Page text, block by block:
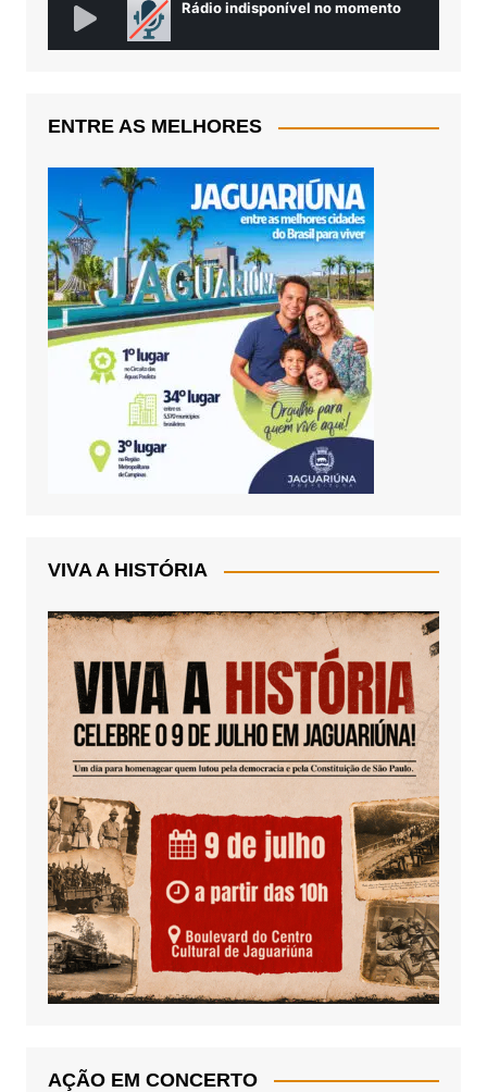
ENTRE AS MELHORES
VIVA A HISTÓRIA
AÇÃO EM CONCERTO